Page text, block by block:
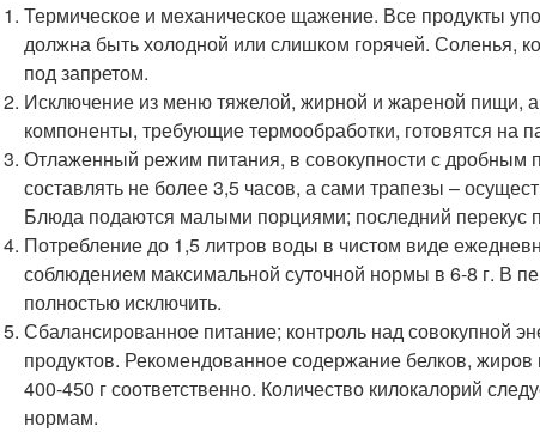
Термическое и механическое щажение. Все продукты
должна быть холодной или слишком горячей. Соленья,
под запретом.
Исключение из меню тяжелой, жирной и жареной пищи,
компоненты, требующие термообработки, готовятся на
Отлаженный режим питания, в совокупности с
составлять не более 3,5 часов, а сами трапезы –
Блюда подаются малыми порциями; последний перекус
Потребление до 1,5 литров воды в чистом виде
соблюдением максимальной суточной нормы в 6-8 г. В
полностью исключить.
Сбалансированное питание; контроль над совокупной
продуктов. Рекомендованное содержание белков,
400-450 г соответственно. Количество килокалорий
нормам.